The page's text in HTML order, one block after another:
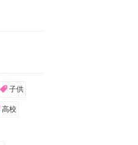
子供
高校